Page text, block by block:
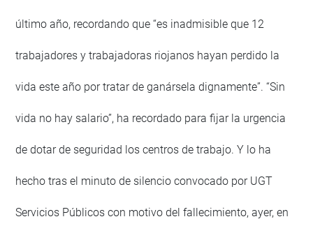
último año, recordando que “es inadmisible que 12
trabajadores y trabajadoras riojanos hayan perdido la
vida este año por tratar de ganársela dignamente”. “Sin
vida no hay salario”, ha recordado para fijar la urgencia
de dotar de seguridad los centros de trabajo. Y lo ha
hecho tras el minuto de silencio convocado por UGT
Servicios Públicos con motivo del fallecimiento, ayer, en